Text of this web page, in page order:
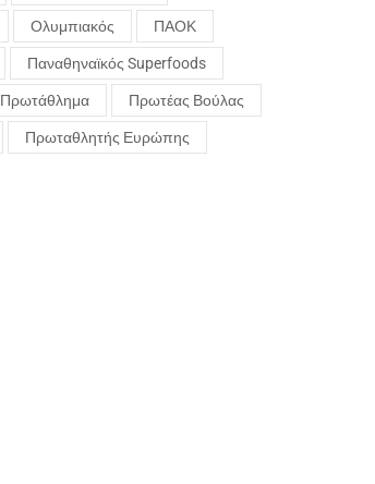
Ολυμπιακός ΠΑΟΚ
Παναθηναϊκός Superfoods
Πρωτάθλημα Πρωτέας Βούλας
Πρωταθλητής Ευρώπης